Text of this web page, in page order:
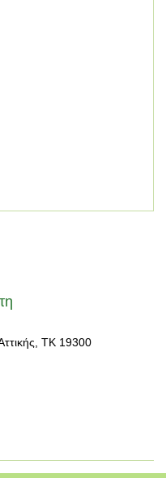
ΤΚ 19300